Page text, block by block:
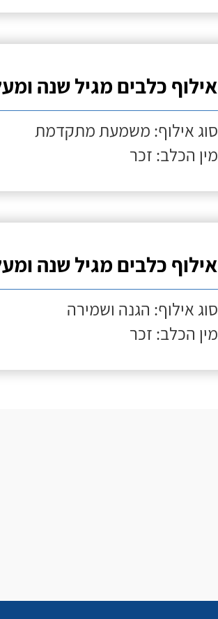
אילוף כלבים מגיל שנה
סוג אילוף: משמעת מתקדמת
מין הכלב: זכר
אילוף כלבים מגיל שנה
סוג אילוף: הגנה ושמירה
מין הכלב: זכר